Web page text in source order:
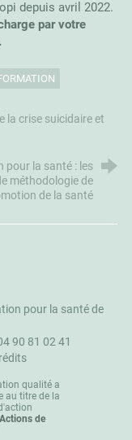
depuis avril 2022.
par votre
la crise suicidaire et
pour la santé : les
méthodologie de
de la santé
pour la santé de
90 81 02 41
qualité a
au titre de la
Actions de